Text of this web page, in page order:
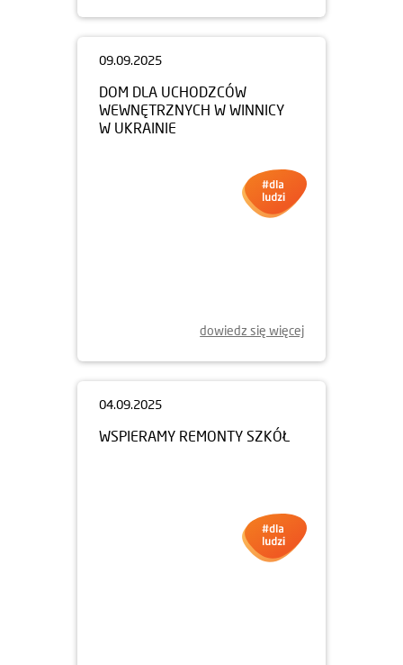
09.09.2025
DOM DLA UCHODZCÓW
WEWNĘTRZNYCH W WINNICY
W UKRAINIE
dowiedz się więcej